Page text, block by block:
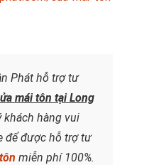
Phát hỗ trợ tư
mái tôn tại Long
khách hàng vui
để được hỗ trợ tư
miễn phí 100%.